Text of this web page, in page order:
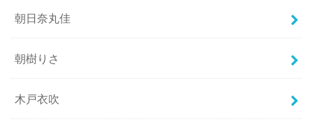
朝日奈丸佳
朝樹りさ
木戸衣吹